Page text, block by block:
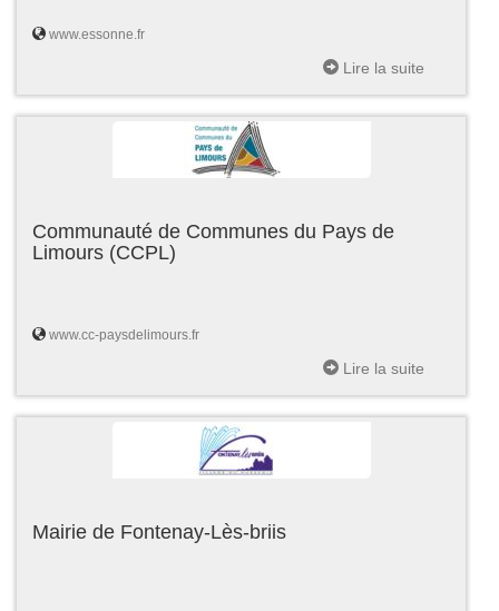
www.essonne.fr
Lire la suite
Communauté de Communes du Pays de
Limours (CCPL)
www.cc-paysdelimours.fr
Lire la suite
Mairie de Fontenay-Lès-briis